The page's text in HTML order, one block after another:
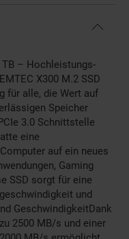
TB – Hochleistungs-
X300 M.2 SSD
für alle, die Wert auf
Speicher
3.0 Schnittstelle
eine
auf ein neues
Gaming
SSD sorgt für eine
und
GeschwindigkeitDank
2500 MB/s und einer